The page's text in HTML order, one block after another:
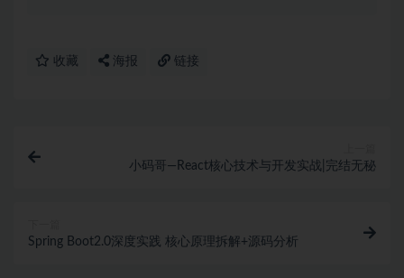
收藏 海报 链接
小码哥—React核心技术与开发实战|完结无秘
Spring Boot2.0深度实践 核心原理拆解+源码分析